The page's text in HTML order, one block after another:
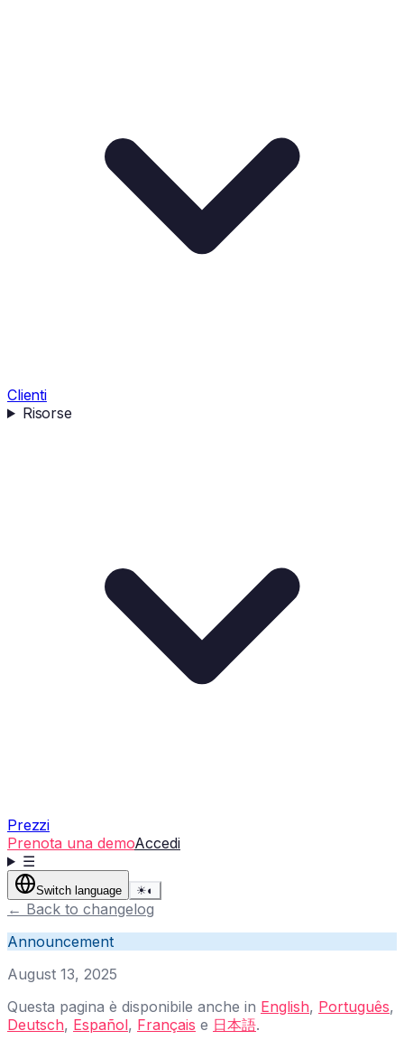
Clienti
Risorse
Prezzi
Prenota una demoAccedi
☰
Switch language ☀◐
← Back to changelog
Announcement
August 13, 2025
Questa pagina è disponibile anche in English, Português,
Deutsch, Español, Français e 日本語.